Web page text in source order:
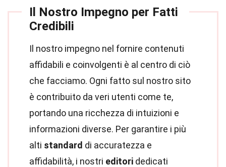
Il Nostro Impegno per Fatti
Credibili
Il nostro impegno nel fornire contenuti
affidabili e coinvolgenti è al centro di ciò
che facciamo. Ogni fatto sul nostro sito
è contribuito da veri utenti come te,
portando una ricchezza di intuizioni e
informazioni diverse. Per garantire i più
alti standard di accuratezza e
affidabilità, i nostri editori dedicati